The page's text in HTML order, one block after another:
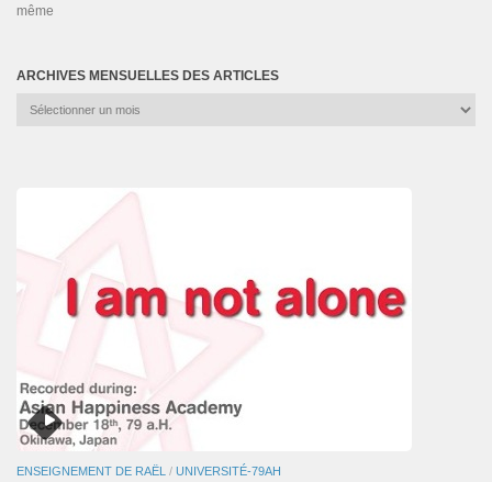
même
ARCHIVES MENSUELLES DES ARTICLES
Archives
ENSEIGNEMENT DE RAËL / UNIVERSITÉ-79AH